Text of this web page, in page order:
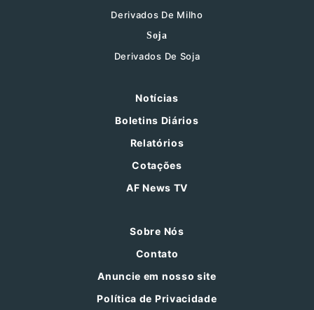
Derivados De Milho
Soja
Derivados De Soja
Notícias
Boletins Diários
Relatórios
Cotações
AF News TV
Sobre Nós
Contato
Anuncie em nosso site
Política de Privacidade